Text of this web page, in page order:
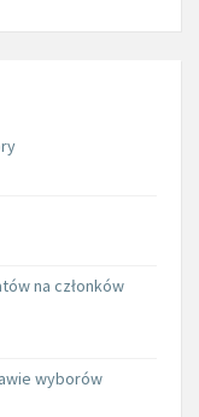
na członków
wyborów